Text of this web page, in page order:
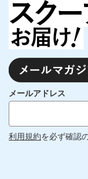
メールアドレス
利用規約を必ず確認